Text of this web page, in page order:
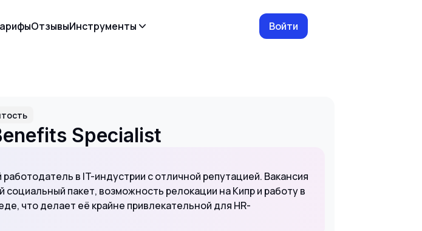
ОтзывыИнструменты Войти
Specialist
в IT-индустрии с отличной репутацией. Вакансия
социальный пакет, возможность релокации на Кипр и работу в
что делает её крайне привлекательной для HR-